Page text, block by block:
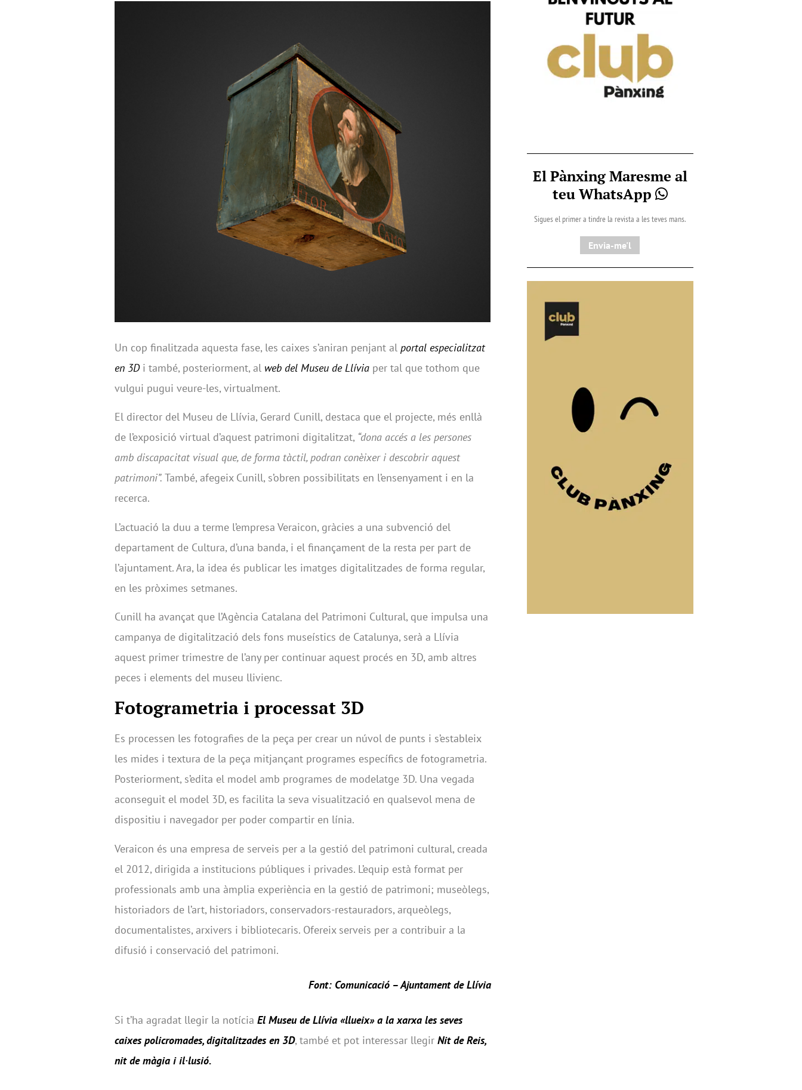
Un cop finalitzada aquesta fase, les caixes s’aniran penjant al portal especialitzat
en 3Di també, posteriorment, al web del Museu de Llívia per tal que tothom que
vulgui pugui veure-les, virtualment.
El director del Museu de Llívia, Gerard Cunill, destaca que el projecte, més enllà
de l’exposició virtual d’aquest patrimoni digitalitzat, “dona accés a les persones
amb discapacitat visual que, de forma tàctil, podran conèixer i descobrir aquest
patrimoni”. També, afegeix Cunill, s’obren possibilitats en l’ensenyament i en la
recerca.
L’actuació la duu a terme l’empresa Veraicon, gràcies a una subvenció del
departament de Cultura, d’una banda, i el finançament de la resta per part de
l’ajuntament. Ara, la idea és publicar les imatges digitalitzades de forma regular,
en les pròximes setmanes.
Cunill ha avançat que l’Agència Catalana del Patrimoni Cultural, que impulsa una
campanya de digitalització dels fons museístics de Catalunya, serà a Llívia
aquest primer trimestre de l’any per continuar aquest procés en 3D, amb altres
peces i elements del museu llivienc.
Fotogrametria i processat 3D
Es processen les fotografies de la peça per crear un núvol de punts i s’estableix
les mides i textura de la peça mitjançant programes específics de fotogrametria.
Posteriorment, s’edita el model amb programes de modelatge 3D. Una vegada
aconseguit el model 3D, es facilita la seva visualització en qualsevol mena de
dispositiu i navegador per poder compartir en línia.
Veraicon és una empresa de serveis per a la gestió del patrimoni cultural, creada
el 2012, dirigida a institucions públiques i privades. L’equip està format per
professionals amb una àmplia experiència en la gestió de patrimoni; museòlegs,
historiadors de l’art, historiadors, conservadors-restauradors, arqueòlegs,
documentalistes, arxivers i bibliotecaris. Ofereix serveis per a contribuir a la
difusió i conservació del patrimoni.
Font: Comunicació – Ajuntament de Llívia
Si t’ha agradat llegir la notícia El Museu de Llívia «llueix» a la xarxa les seves
caixes policromades, digitalitzades en 3D, també et pot interessar llegir Nit de Reis,
nit de màgia i il·lusió.
El Pànxing Maresme al
teu WhatsApp
Sigues el primer a tindre la revista a les teves mans.
Envia-me'l